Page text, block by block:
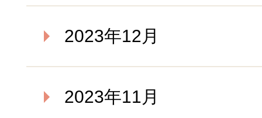
2023年12月
2023年11月